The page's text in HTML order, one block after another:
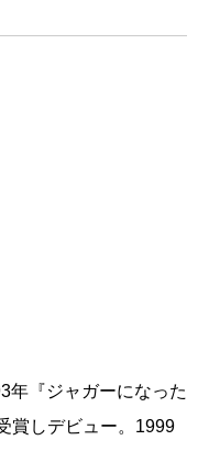
年『ジャガーになった
賞しデビュー。1999